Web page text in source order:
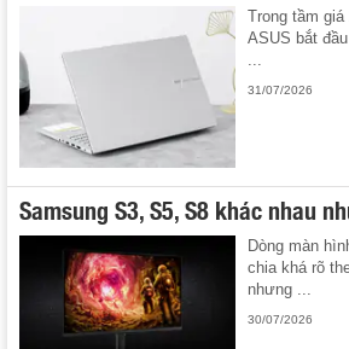
Trong tầm giá
ASUS bắt
...
31/07/2026
Samsung S3, S5, S8 khác nhau
Dòng màn
chia khá rõ
nhưng ...
30/07/2026